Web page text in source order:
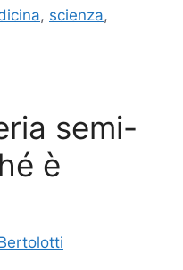
, scienza,
semi-
è